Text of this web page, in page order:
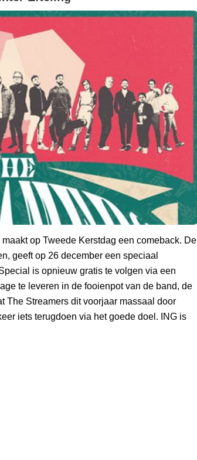
op Tweede Kerstdag een comeback. De
geeft op 26 december een speciaal
is opnieuw gratis te volgen via een
te leveren in de fooienpot van de band, de
The Streamers dit voorjaar massaal door
iets terugdoen via het goede doel. ING is